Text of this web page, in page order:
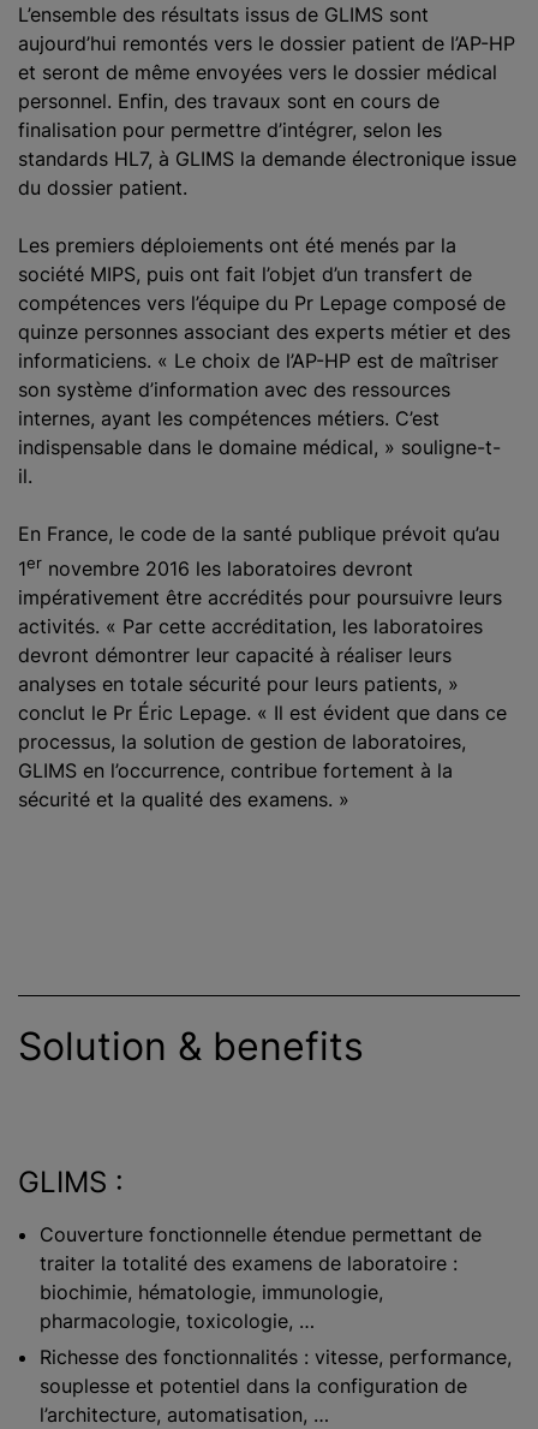
L’ensemble des résultats issus de GLIMS sont
aujourd’hui remontés vers le dossier patient de l’AP-HP
et seront de même envoyées vers le dossier médical
personnel. Enfin, des travaux sont en cours de
finalisation pour permettre d’intégrer, selon les
standards HL7, à GLIMS la demande électronique issue
du dossier patient.
Les premiers déploiements ont été menés par la
société MIPS, puis ont fait l’objet d’un transfert de
compétences vers l’équipe du Pr Lepage composé de
quinze personnes associant des experts métier et des
informaticiens. « Le choix de l’AP-HP est de maîtriser
son système d’information avec des ressources
internes, ayant les compétences métiers. C’est
indispensable dans le domaine médical, » souligne-t-
il.
En France, le code de la santé publique prévoit qu’au
1er novembre 2016 les laboratoires devront
impérativement être accrédités pour poursuivre leurs
activités. « Par cette accréditation, les laboratoires
devront démontrer leur capacité à réaliser leurs
analyses en totale sécurité pour leurs patients, »
conclut le Pr Éric Lepage. « Il est évident que dans ce
processus, la solution de gestion de laboratoires,
GLIMS en l’occurrence, contribue fortement à la
sécurité et la qualité des examens. »
Solution & benefits
GLIMS :
Couverture fonctionnelle étendue permettant de
traiter la totalité des examens de laboratoire :
biochimie, hématologie, immunologie,
pharmacologie, toxicologie, …
Richesse des fonctionnalités : vitesse, performance,
souplesse et potentiel dans la configuration de
l’architecture, automatisation, …